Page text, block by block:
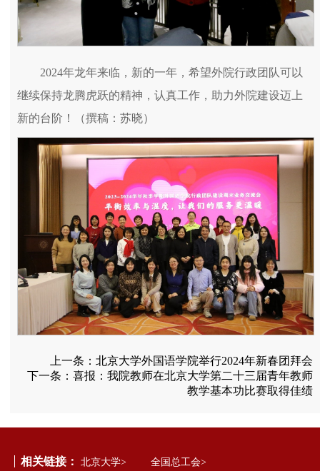
2024年龙年来临，新的一年，希望外院行政团队可以
继续保持龙腾虎跃的精神，认真工作，助力外院建设迈上
新的台阶！（撰稿：苏晓）
上一条： 北京大学外国语学院举行2024年新春团拜会
下一条： 喜报：我院教师在北京大学第二十三届青年教师
教学基本功比赛取得佳绩
相关链接： 北京大学> 全国总工会>